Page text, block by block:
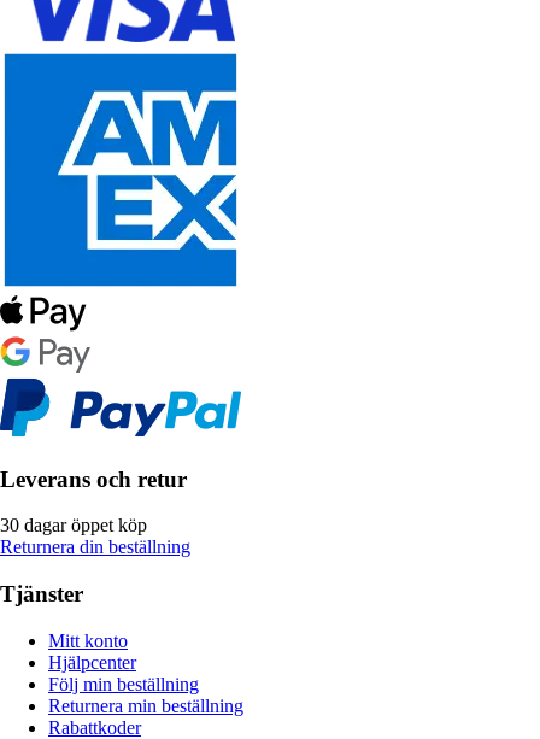
Leverans och retur
30 dagar öppet köp
Returnera din beställning
Tjänster
Mitt konto
Hjälpcenter
Följ min beställning
Returnera min beställning
Rabattkoder